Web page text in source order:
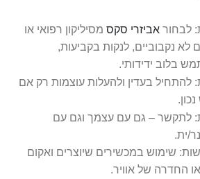
לבחור אביזרי סקס מסיליקון רפואי או
לא נקבוביים, לנקות בקביעות,
בלוב ידידותי.
להתחיל בעדין ולהעלות עוצמות רק אם
לתקשר – גם עם עצמך וגם עם
ית.
שימוש במכשירים שיוצרים ואקום
או החדרה של אוויר.